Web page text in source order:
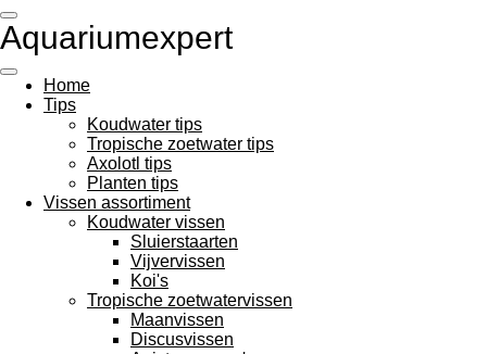
Ga
direct
naar
de
hoofdinhoud
Aquariumexpert
Home
Tips
Koudwater tips
Tropische zoetwater tips
Axolotl tips
Planten tips
Vissen assortiment
Koudwater vissen
Sluierstaarten
Vijvervissen
Koi's
Tropische zoetwatervissen
Maanvissen
Discusvissen